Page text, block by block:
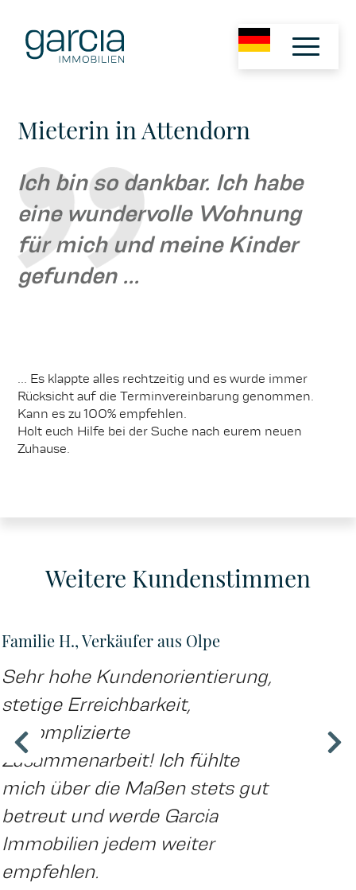
Mieterin in Attendorn
Ich bin so dankbar. Ich habe
eine wundervolle Wohnung
für mich und meine Kinder
gefunden ...
... Es klappte alles rechtzeitig und es wurde immer
Rücksicht auf die Terminvereinbarung genommen.
Kann es zu 100% empfehlen.
Holt euch Hilfe bei der Suche nach eurem neuen
Zuhause.
Weitere Kundenstimmen
Familie H., Verkäufer aus Olpe
Sehr hohe Kundenorientierung,
stetige Erreichbarkeit,
unkomplizierte
Zusammenarbeit! Ich fühlte
mich über die Maßen stets gut
betreut und werde Garcia
Immobilien jedem weiter
empfehlen.